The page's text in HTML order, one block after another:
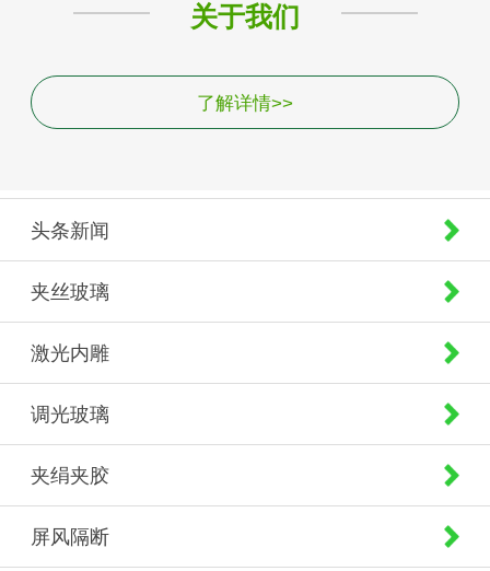
关于我们
了解详情>>
头条新闻
夹丝玻璃
激光内雕
调光玻璃
夹绢夹胶
屏风隔断